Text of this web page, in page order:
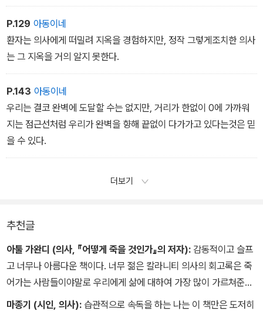
P.129 아동이네
환자는 의사에게 떠밀려 지옥을 경험하지만, 정작 그렇게조치한 의사
는 그 지옥을 거의 알지 못한다.
P.143 아동이네
우리는 결코 완벽에 도달할 수는 없지만, 거리가 한없이 0에 가까워
지는 점근선처럼 우리가 완벽을 향해 끝없이 다가가고 있다는것은 믿
을 수 있다.
더보기
추천글
아툴 가완디 (의사, 『어떻게 죽을 것인가』의 저자): 감동적이고 슬프
고 너무나 아름다운 책이다. 너무 젊은 칼라니티 의사의 회고록은 죽
어가는 사람들이야말로 우리에게 삶에 대하여 가장 많이 가르쳐준다
는 것을 증명한다.
마종기 (시인, 의사): 습관적으로 속독을 하는 나는 이 책만은 도저히